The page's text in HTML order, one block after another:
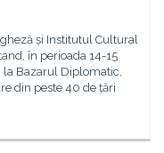
și Institutul Cultural
în perioada 14-15
la Bazarul Diplomatic,
din peste 40 de țări